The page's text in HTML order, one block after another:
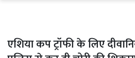
एशिया कप ट्रॉफी के लिए